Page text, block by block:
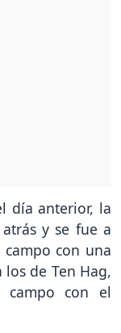
día anterior, la
y se fue a
con una
de Ten Hag,
campo con el